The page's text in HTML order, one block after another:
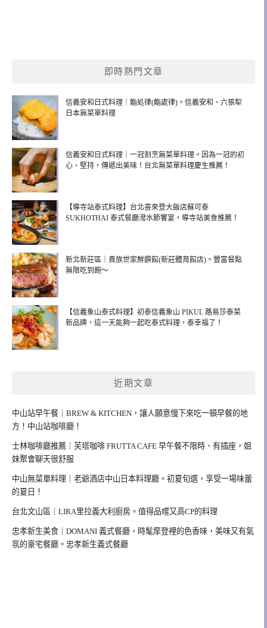
即時熱門文章
信義安和日式料理｜鮨処律(鮨處律)。信義安和、六張犁
日本無菜單料理
信義安和日式料理｜一冠割烹無菜單料理。因為一冠的初
心、堅持，傳遞出美味！台北無菜單料理慶生推薦！
【導寺站泰式料理】台北喜來登大飯店蘇可泰
SUKHOTHAI 泰式餐廳潑水節饗宴，導寺站美食推薦！
新北新莊區｜貴族世家鮮饌館(新莊體育館店)。豐富餐點
無限吃到飽～
【信義象山泰式料理】初泰信義象山 PIKUL 路易莎泰菜
新品牌，這一天能夠一起吃泰式料理，泰幸福了！
近期文章
中山站早午餐｜BREW & KITCHEN，讓人願意慢下來吃一頓早餐的地
方！中山站咖啡廳！
士林咖啡廳推薦｜芙塔咖啡 FRUTTA CAFE 早午餐不限時、有插座，姐
妹聚會聊天很舒服
中山無菜單料理｜老爺酒店中山日本料理廳。初夏旬選，享受一場味蕾
的夏日！
台北文山區｜LIRA里拉義大利廚房。值得品嚐又高CP的料理
忠孝新生美食｜DOMANI 義式餐廳，時髦摩登裡的色香味，美味又有氣
氛的豪宅餐廳。忠孝新生義式餐廳